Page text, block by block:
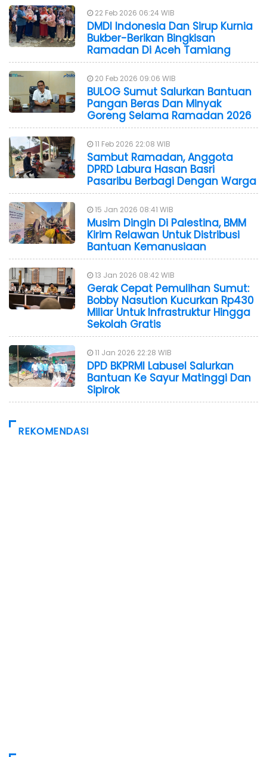
22 Feb 2026 06:24 WIB
DMDI Indonesia Dan Sirup Kurnia
Bukber-Berikan Bingkisan
Ramadan Di Aceh Tamiang
20 Feb 2026 09:06 WIB
BULOG Sumut Salurkan Bantuan
Pangan Beras Dan Minyak
Goreng Selama Ramadan 2026
11 Feb 2026 22:08 WIB
Sambut Ramadan, Anggota
DPRD Labura Hasan Basri
Pasaribu Berbagi Dengan Warga
15 Jan 2026 08:41 WIB
Musim Dingin Di Palestina, BMM
Kirim Relawan Untuk Distribusi
Bantuan Kemanusiaan
13 Jan 2026 08:42 WIB
Gerak Cepat Pemulihan Sumut:
Bobby Nasution Kucurkan Rp430
Miliar Untuk Infrastruktur Hingga
Sekolah Gratis
11 Jan 2026 22:28 WIB
DPD BKPRMI Labusel Salurkan
Bantuan Ke Sayur Matinggi Dan
Sipirok
REKOMENDASI